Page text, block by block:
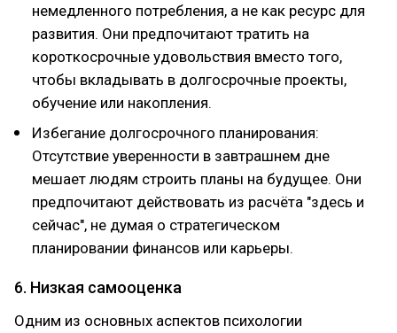
немедленного потребления, а не как ресурс для
развития. Они предпочитают тратить на
короткосрочные удовольствия вместо того,
чтобы вкладывать в долгосрочные проекты,
обучение или накопления.
Избегание долгосрочного планирования:
Отсутствие уверенности в завтрашнем дне
мешает людям строить планы на будущее. Они
предпочитают действовать из расчёта "здесь и
сейчас", не думая о стратегическом
планировании финансов или карьеры.
6. Низкая самооценка
Одним из основных аспектов психологии